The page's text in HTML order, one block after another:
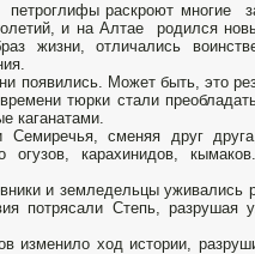
раскроют многие
и на Алтае родился
жизни, отличались
появились. Может быть, это
тюрки стали
каганатами.
сменяя друг
огузов, карахинидов,
и земледельцы
потрясали Степь,
изменило ход истории,